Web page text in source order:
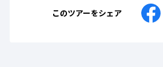
このツアーをシェア